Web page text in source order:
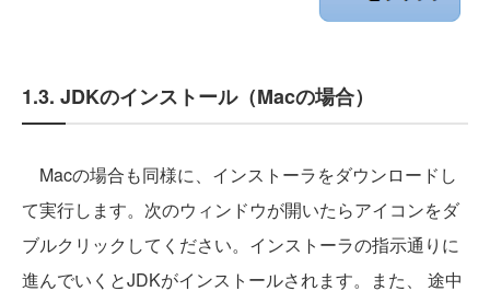
1.3. JDKのインストール（Macの場合）
Macの場合も同様に、インストーラをダウンロードし
て実行します。次のウィンドウが開いたらアイコンをダ
ブルクリックしてください。インストーラの指示通りに
進んでいくとJDKがインストールされます。また、 途中